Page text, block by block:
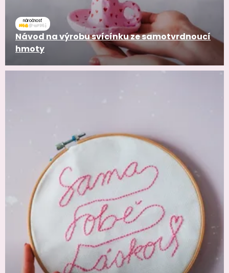
náročnosť
Návod na výrobu svícínku ze samotvrdnoucí
hmoty